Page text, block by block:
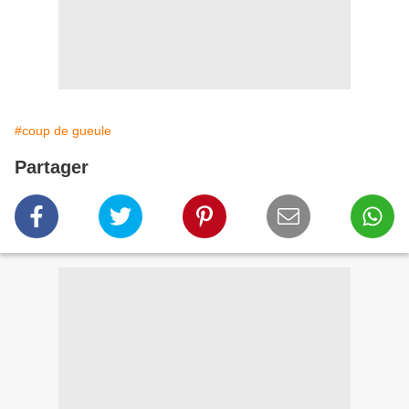
#coup de gueule
Partager